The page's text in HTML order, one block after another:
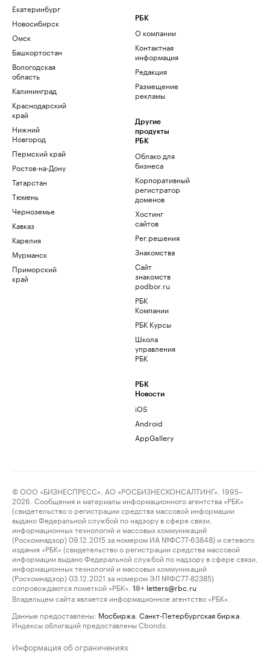
Екатеринбург
Новосибирск
Омск
Башкортостан
Вологодская
область
Калининград
Краснодарский
край
Нижний
Новгород
Пермский край
Ростов-на-Дону
Татарстан
Тюмень
Черноземье
Кавказ
Карелия
Мурманск
Приморский
край
РБК
О компании
Контактная
информация
Редакция
Размещение
рекламы
Другие
продукты
РБК
Облако для
бизнеса
Корпоративный
регистратор
доменов
Хостинг
сайтов
Рег.решения
Знакомства
Сайт
знакомств
podbor.ru
РБК
Компании
РБК Курсы
Школа
управления
РБК
РБК
Новости
iOS
Android
AppGallery
© ООО «БИЗНЕСПРЕСС», АО «РОСБИЗНЕСКОНСАЛТИНГ», 1995–
2026. Сообщения и материалы информационного агентства «РБК»
(свидетельство о регистрации средства массовой информации
выдано Федеральной службой по надзору в сфере связи,
информационных технологий и массовых коммуникаций
(Роскомнадзор) 09.12.2015 за номером ИА №ФС77-63848) и сетевого
издания «РБК» (свидетельство о регистрации средства массовой
информации выдано Федеральной службой по надзору в сфере связи,
информационных технологий и массовых коммуникаций
(Роскомнадзор) 03.12.2021 за номером ЭЛ №ФС77-82385)
сопровождаются пометкой «РБК».
18+ letters@rbc.ru
Владельцем сайта является информационное агентство «РБК».
Данные предоставлены: Мосбиржа Санкт-Петербургская биржа
Индексы облигаций предоставлены Cbonds.
Информация об ограничениях